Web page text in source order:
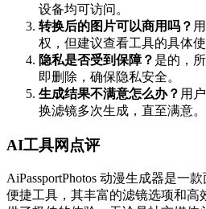
设备均可访问。
转换后的图片可以商用吗？
权，但建议查看工具的具体
隐私是否受到保障？ 是的，
即删除，确保隐私安全。
生成结果不满意怎么办？ 用
换滤镜多次生成，直至满意。
AI工具网点评
AiPassportPhotos 动漫生成器是一
便捷工具，其丰富的滤镜选项和高